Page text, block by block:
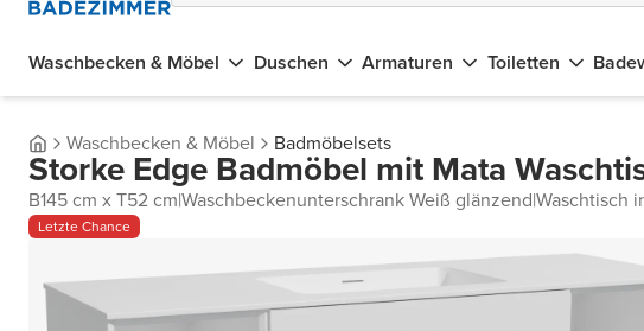
Waschbecken & Möbel Duschen Armaturen Toiletten
Waschbecken & Möbel Badmöbelsets
Storke Edge Badmöbel mit Mata
B145 cm x T52 cm|Waschbeckenunterschrank Weiß glänzend|Waschtisch
Letzte Chance